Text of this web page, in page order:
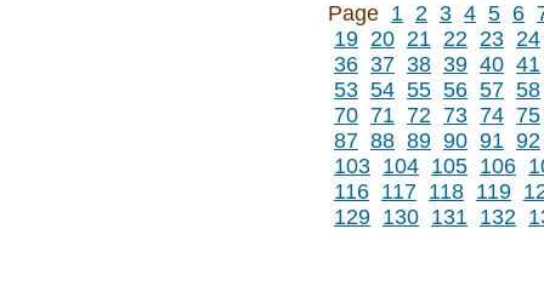
Page 1 2 3 4 5 6
19 20 21 22 23 24
36 37 38 39 40 41
53 54 55 56 57 58
70 71 72 73 74 75
87 88 89 90 91 92
103 104 105 106
116 117 118 119
129 130 131 132